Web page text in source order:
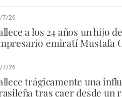
7/26
a los 24 años un hijo
emiratí Mustafa
7/26
trágicamente una
tras caer desde un